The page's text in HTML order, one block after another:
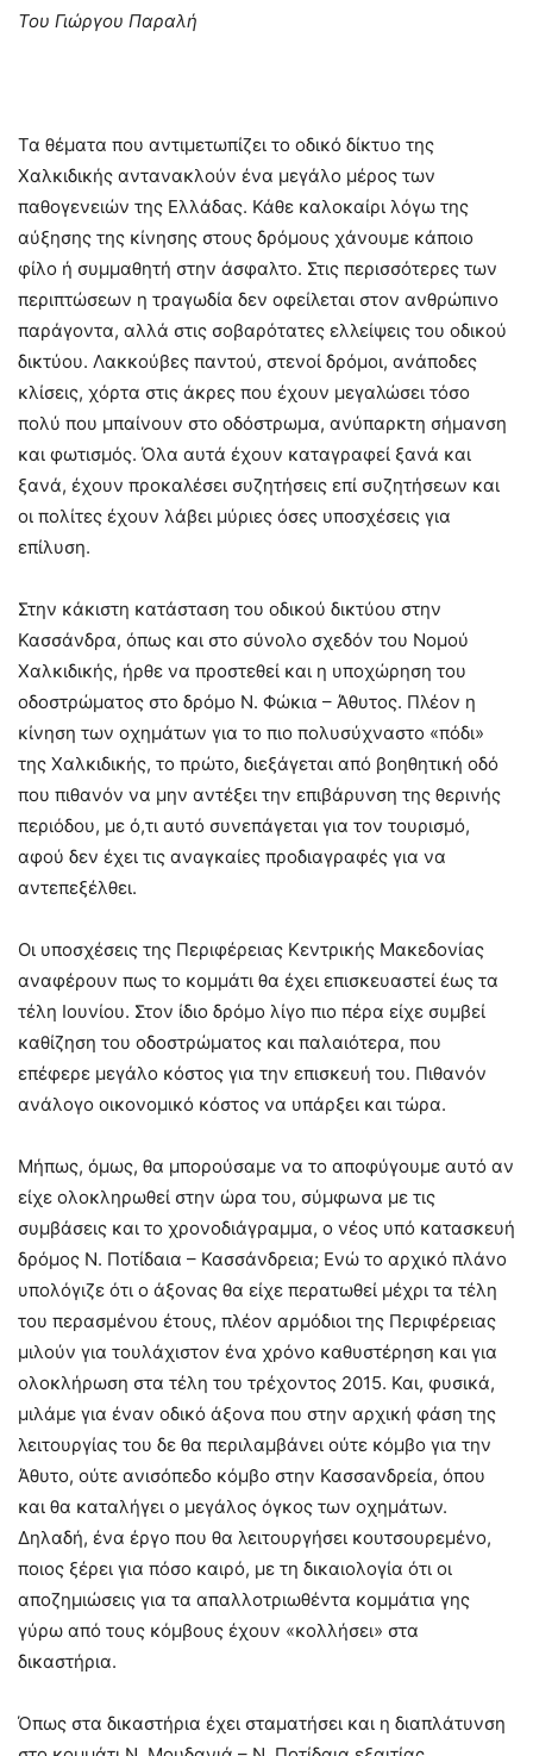
Του Γιώργου Παραλή
Τα θέματα που αντιμετωπίζει το οδικό δίκτυο της
Χαλκιδικής αντανακλούν ένα μεγάλο μέρος των
παθογενειών της Ελλάδας. Κάθε καλοκαίρι λόγω της
αύξησης της κίνησης στους δρόμους χάνουμε κάποιο
φίλο ή συμμαθητή στην άσφαλτο. Στις περισσότερες των
περιπτώσεων η τραγωδία δεν οφείλεται στον ανθρώπινο
παράγοντα, αλλά στις σοβαρότατες ελλείψεις του οδικού
δικτύου. Λακκούβες παντού, στενοί δρόμοι, ανάποδες
κλίσεις, χόρτα στις άκρες που έχουν μεγαλώσει τόσο
πολύ που μπαίνουν στο οδόστρωμα, ανύπαρκτη σήμανση
και φωτισμός. Όλα αυτά έχουν καταγραφεί ξανά και
ξανά, έχουν προκαλέσει συζητήσεις επί συζητήσεων και
οι πολίτες έχουν λάβει μύριες όσες υποσχέσεις για
επίλυση.
Στην κάκιστη κατάσταση του οδικού δικτύου στην
Κασσάνδρα, όπως και στο σύνολο σχεδόν του Νομού
Χαλκιδικής, ήρθε να προστεθεί και η υποχώρηση του
οδοστρώματος στο δρόμο Ν. Φώκια – Άθυτος. Πλέον η
κίνηση των οχημάτων για το πιο πολυσύχναστο «πόδι»
της Χαλκιδικής, το πρώτο, διεξάγεται από βοηθητική οδό
που πιθανόν να μην αντέξει την επιβάρυνση της θερινής
περιόδου, με ό,τι αυτό συνεπάγεται για τον τουρισμό,
αφού δεν έχει τις αναγκαίες προδιαγραφές για να
αντεπεξέλθει.
Οι υποσχέσεις της Περιφέρειας Κεντρικής Μακεδονίας
αναφέρουν πως το κομμάτι θα έχει επισκευαστεί έως τα
τέλη Ιουνίου. Στον ίδιο δρόμο λίγο πιο πέρα είχε συμβεί
καθίζηση του οδοστρώματος και παλαιότερα, που
επέφερε μεγάλο κόστος για την επισκευή του. Πιθανόν
ανάλογο οικονομικό κόστος να υπάρξει και τώρα.
Μήπως, όμως, θα μπορούσαμε να το αποφύγουμε αυτό αν
είχε ολοκληρωθεί στην ώρα του, σύμφωνα με τις
συμβάσεις και το χρονοδιάγραμμα, ο νέος υπό κατασκευή
δρόμος Ν. Ποτίδαια – Κασσάνδρεια; Ενώ το αρχικό πλάνο
υπολόγιζε ότι ο άξονας θα είχε περατωθεί μέχρι τα τέλη
του περασμένου έτους, πλέον αρμόδιοι της Περιφέρειας
μιλούν για τουλάχιστον ένα χρόνο καθυστέρηση και για
ολοκλήρωση στα τέλη του τρέχοντος 2015. Και, φυσικά,
μιλάμε για έναν οδικό άξονα που στην αρχική φάση της
λειτουργίας του δε θα περιλαμβάνει ούτε κόμβο για την
Άθυτο, ούτε ανισόπεδο κόμβο στην Κασσανδρεία, όπου
και θα καταλήγει ο μεγάλος όγκος των οχημάτων.
Δηλαδή, ένα έργο που θα λειτουργήσει κουτσουρεμένο,
ποιος ξέρει για πόσο καιρό, με τη δικαιολογία ότι οι
αποζημιώσεις για τα απαλλοτριωθέντα κομμάτια γης
γύρω από τους κόμβους έχουν «κολλήσει» στα
δικαστήρια.
Όπως στα δικαστήρια έχει σταματήσει και η διαπλάτυνση